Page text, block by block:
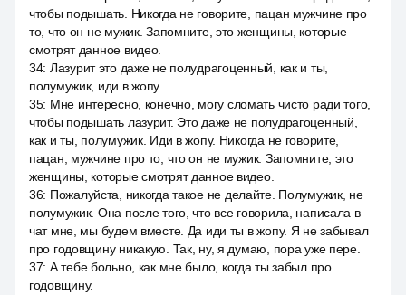
чтобы подышать. Никогда не говорите, пацан мужчине про
то, что он не мужик. Запомните, это женщины, которые
смотрят данное видео.
34: Лазурит это даже не полудрагоценный, как и ты,
полумужик, иди в жопу.
35: Мне интересно, конечно, могу сломать чисто ради того,
чтобы подышать лазурит. Это даже не полудрагоценный,
как и ты, полумужик. Иди в жопу. Никогда не говорите,
пацан, мужчине про то, что он не мужик. Запомните, это
женщины, которые смотрят данное видео.
36: Пожалуйста, никогда такое не делайте. Полумужик, не
полумужик. Она после того, что все говорила, написала в
чат мне, мы будем вместе. Да иди ты в жопу. Я не забывал
про годовщину никакую. Так, ну, я думаю, пора уже пере.
37: А тебе больно, как мне было, когда ты забыл про
годовщину.